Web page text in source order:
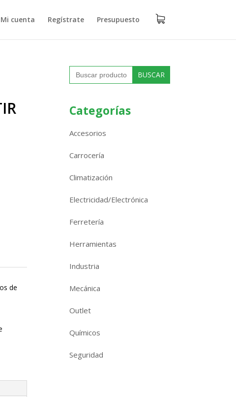
Mi cuenta Regístrate Presupuesto
de
Buscar:
Categorías
Accesorios
Carrocería
Climatización
Electricidad/Electrónica
Ferretería
Herramientas
Industria
Mecánica
Outlet
Químicos
Seguridad